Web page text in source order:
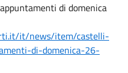
di domenica
it/news/item/castelli-
di-domenica-26-